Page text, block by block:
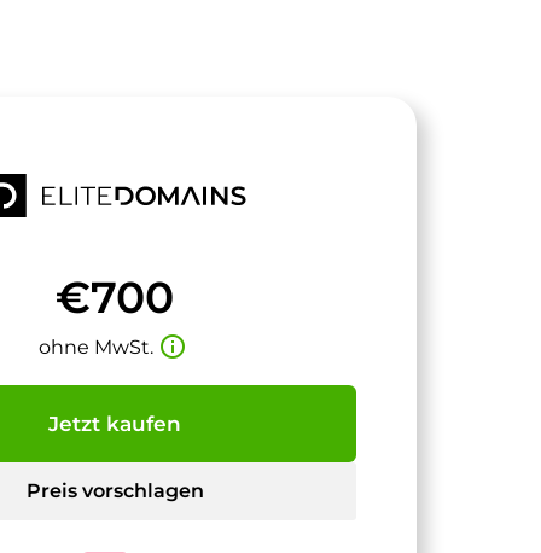
€700
ohne MwSt. info_outline
Jetzt kaufen
Preis vorschlagen